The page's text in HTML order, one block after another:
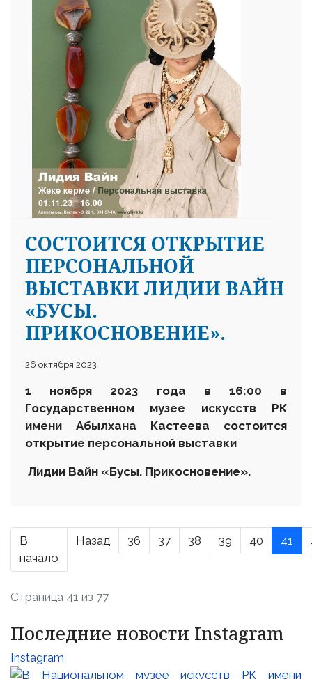
СОСТОИТСЯ ОТКРЫТИЕ
ПЕРСОНАЛЬНОЙ
ВЫСТАВКИ ЛИДИИ ВАЙН
«БУСЫ.
ПРИКОСНОВЕНИЕ».
26 октября 2023
1 ноября 2023 года в 16:00 в
Государственном музее искусств РК
имени Абылхана Кастеева состоится
открытие персональной выставки
Лидии Вайн «Бусы. Прикосновение».
В
начало
Назад 36 37 38 39 40 41
Страница 41 из 77
Последние новости Instagram
Instagram